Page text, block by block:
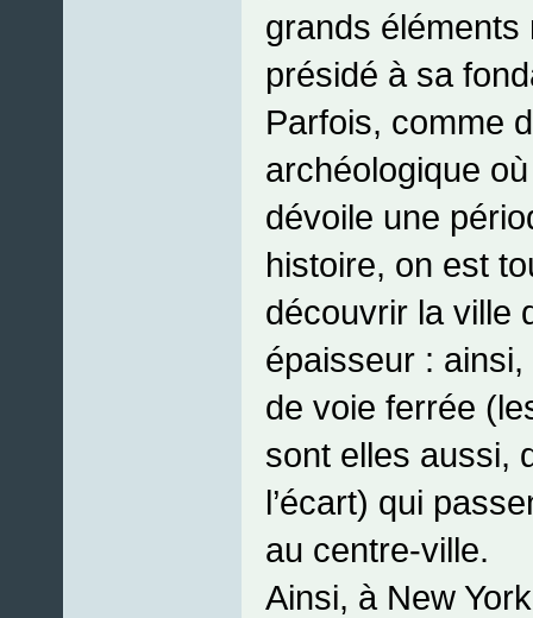
grands éléments
présidé à sa
Parfois, comme
archéologique
dévoile une
histoire, on est
découvrir la ville
épaisseur :
de voie ferrée
sont elles aussi,
l’écart) qui
au centre-ville.
Ainsi, à New